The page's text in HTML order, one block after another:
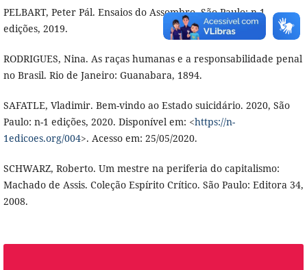
PELBART, Peter Pál. Ensaios do Assombro. São Paulo: n-1
edições, 2019.
RODRIGUES, Nina. As raças humanas e a responsabilidade penal
no Brasil. Rio de Janeiro: Guanabara, 1894.
SAFATLE, Vladimir. Bem-vindo ao Estado suicidário. 2020, São
Paulo: n-1 edições, 2020. Disponível em: <https://n-
1edicoes.org/004>. Acesso em: 25/05/2020.
SCHWARZ, Roberto. Um mestre na periferia do capitalismo:
Machado de Assis. Coleção Espírito Crítico. São Paulo: Editora 34,
2008.